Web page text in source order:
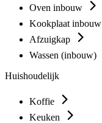
Oven inbouw
Kookplaat inbouw
Afzuigkap
Wassen (inbouw)
Huishoudelijk
Koffie
Keuken